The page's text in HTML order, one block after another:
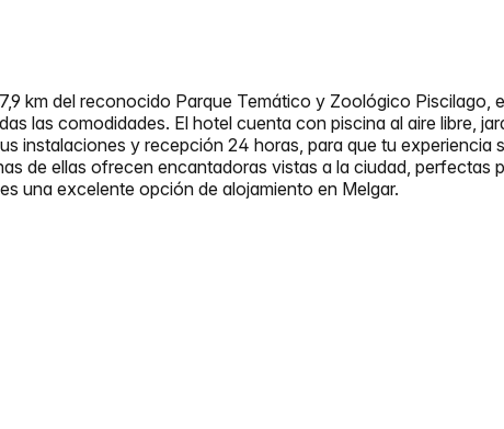
km del reconocido Parque Temático y Zoológico
las comodidades. El hotel cuenta con piscina al aire libre,
instalaciones y recepción 24 horas, para que tu
de ellas ofrecen encantadoras vistas a la ciudad, perfectas
una excelente opción de alojamiento en Melgar.